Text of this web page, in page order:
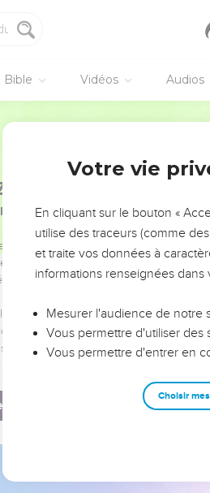
Bible Vidéos Audios
L’ÉVÉNEMENT DE
VOUS ÉVITER LES
pour leurs réussites, leur impact,
et les saisons difficiles qu'ils ont
entrepreneurs, et responsables
et les clés pour avancer avec plus
Que vous guidiez un ministère, une
vous.
Votre vie
En cliquant sur le bouton «
utilise des traceurs (comme
et traite vos données à
informations renseignées dans
Mesurer l'audience de notre
Vous permettre d'utiliser des
Vous permettre d'entrer en
Choisir